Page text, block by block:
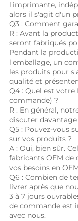
l'imprimante,
alors il s'agit d'un
Q3 : Comment
R : Avant la
seront fabriqués
Pendant la
l'emballage, un
les produits pour
qualité et
Q4 : Quel est
commande) ?
R : En général,
discuter davantage
Q5 : Pouvez-vous
sur vos produits ?
A : Oui, bien sûr.
fabricants OEM de
vos besoins en
Q6 : Combien de
livrer après que
3 à 7 jours
de commande est
avec nous.